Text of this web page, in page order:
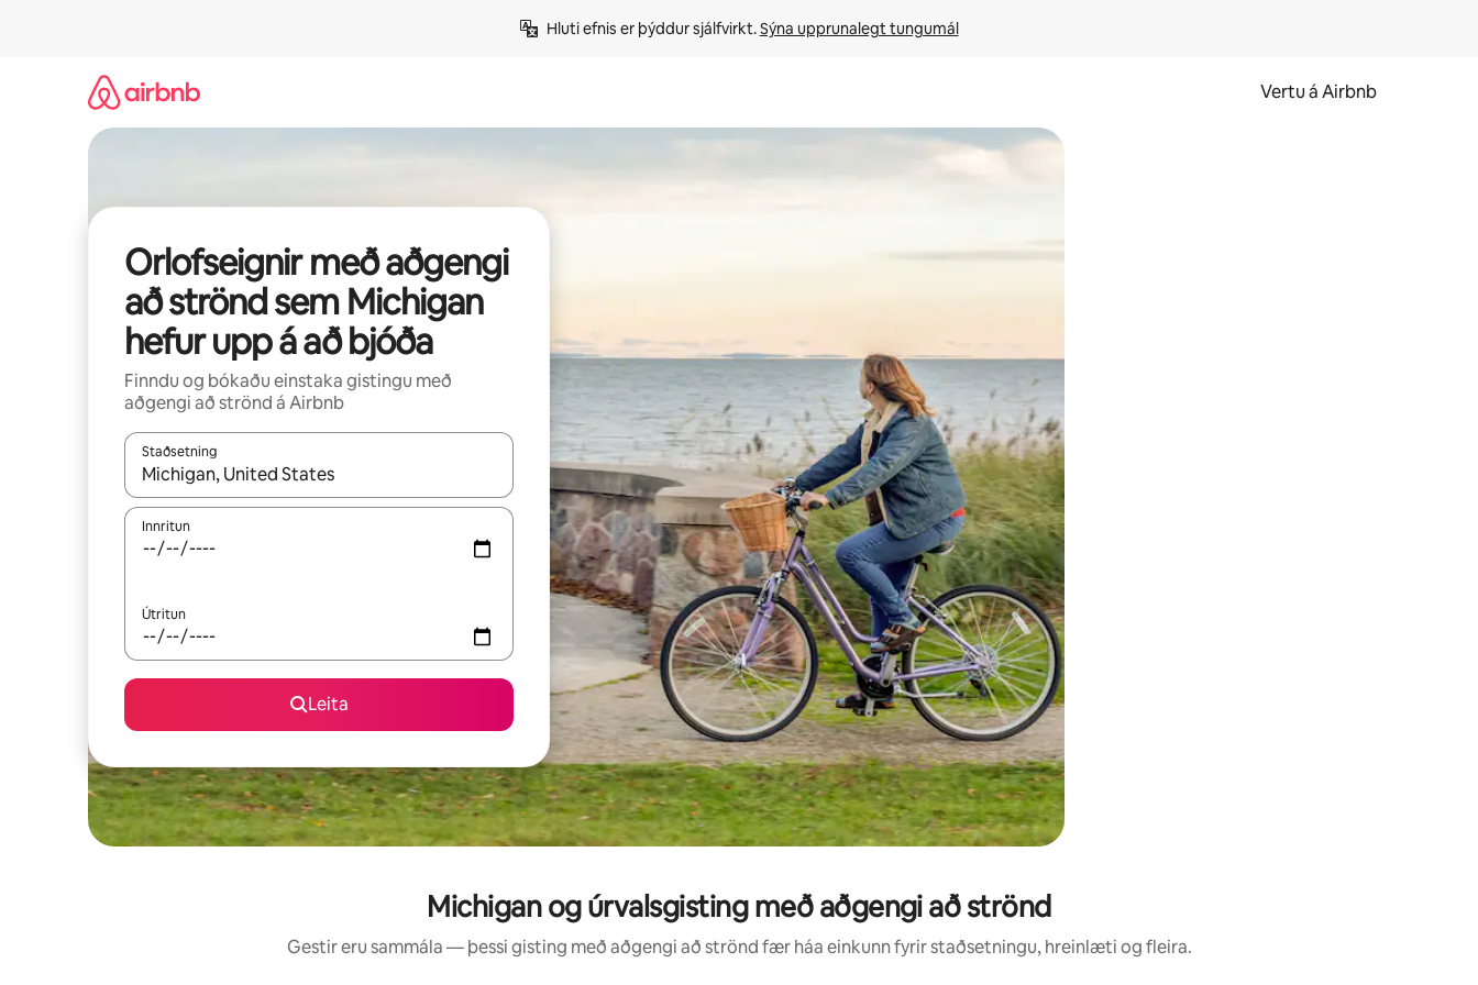
Hluti efnis er þýddur sjálfvirkt. Sýna upprunalegt tungumál
Vertu á Airbnb
Orlofseignir með aðgengi
að strönd sem Michigan
hefur upp á að bjóða
Finndu og bókaðu einstaka gistingu með
aðgengi að strönd á Airbnb
Staðsetning
Þegar niðurstöður liggja fyrir skaltu nota upp og niður örvalyklana eða skoða með því að snerta eða strjúka.
Innritun
Útritun
Leita
Michigan og úrvalsgisting með aðgengi að strönd
Gestir eru sammála — þessi gisting með aðgengi að strönd fær háa einkunn fyrir staðsetningu, hreinlæti og fleira.